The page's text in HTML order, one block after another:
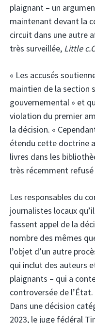
plaignant – un
maintenant devant la
circuit dans une autre
très surveillée, Little
« Les accusés
maintien de la section
gouvernemental » et
violation du premier
la décision. «
étendu cette doctrine
livres dans les
très récemment
Les responsables du
journalistes locaux
fassent appel de la
nombre des mêmes
l’objet d’un autre
qui inclut des auteurs
plaignants – qui a
controversée de
Dans une décision
2023, le juge fédéral